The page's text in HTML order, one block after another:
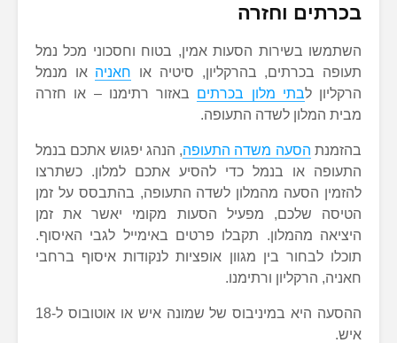
בכרתים וחזרה
השתמשו בשירות הסעות אמין, בטוח וחסכוני מכל נמל
תעופה בכרתים, בהרקליון, סיטיה או חאניה או מנמל
הרקליון לבתי מלון בכרתים באזור רתימנו – או חזרה
מבית המלון לשדה התעופה.
בהזמנת הסעה משדה התעופה, הנהג יפגוש אתכם בנמל
התעופה או בנמל כדי להסיע אתכם למלון. כשתרצו
להזמין הסעה מהמלון לשדה התעופה, בהתבסס על זמן
הטיסה שלכם, מפעיל הסעות מקומי יאשר את זמן
היציאה מהמלון. תקבלו פרטים באימייל לגבי האיסוף.
תוכלו לבחור בין מגוון אופציות לנקודות איסוף ברחבי
חאניה, הרקליון ורתימנו.
ההסעה היא במיניבוס של שמונה איש או אוטובוס ל-18
איש.